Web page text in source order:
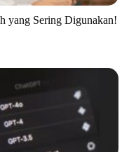
yang Sering Digunakan!